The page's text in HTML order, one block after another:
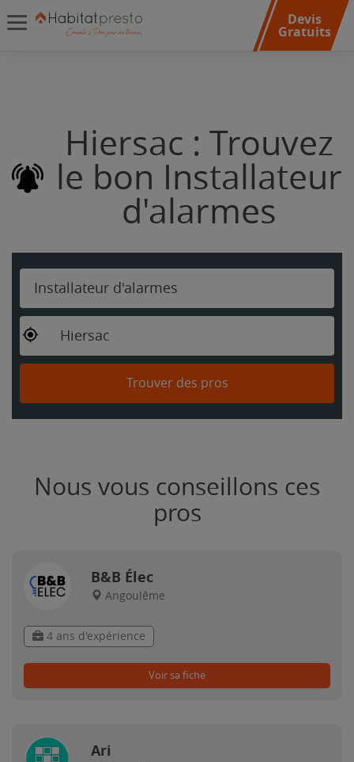
Devis
Gratuits
Hiersac : Trouvez
le bon Installateur
d'alarmes
Installateur d'alarmes
Hiersac
Trouver des pros
Nous vous conseillons ces
pros
B&B Élec
Angoulême
4 ans d'expérience
Voir sa fiche
Ari